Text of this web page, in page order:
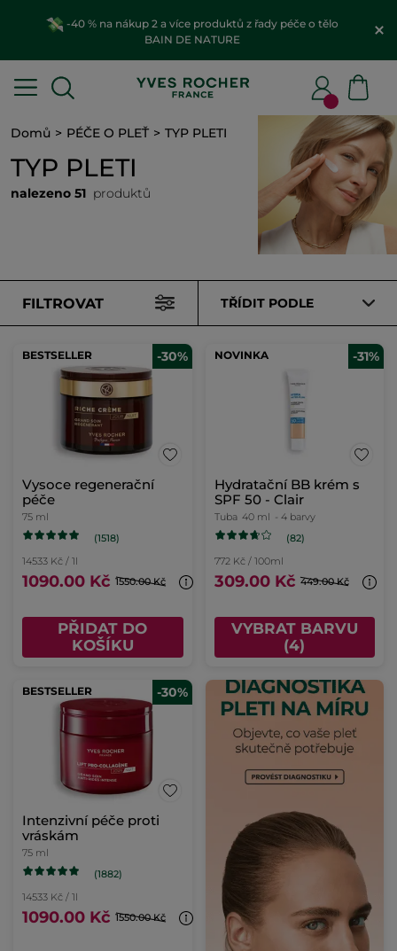
-40 % na nákup 2 a více produktů z řady péče o tělo
BAIN DE NATURE
Domů PÉČE O PLEŤ TYP PLETI
TYP PLETI
nalezeno 51 produktů
FILTROVAT TŘÍDIT PODLE
BESTSELLER -30%
Vysoce regenerační
péče
75 ml
(1518)
14533 Kč / 1l
1090.00 Kč 1550.00 Kč
PŘIDAT DO
KOŠÍKU
NOVINKA -31%
Hydratační BB krém s
SPF 50 - Clair
Tuba 40 ml - 4 barvy
(82)
772 Kč / 100ml
309.00 Kč 449.00 Kč
VYBRAT BARVU
(4)
BESTSELLER -30%
Intenzivní péče proti
vráskám
75 ml
(1882)
14533 Kč / 1l
1090.00 Kč 1550.00 Kč